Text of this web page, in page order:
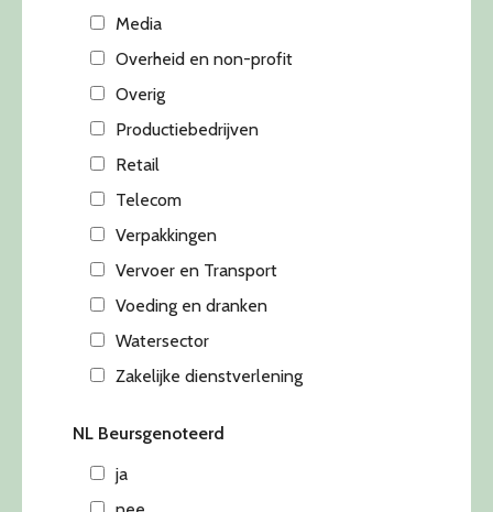
Media
Overheid en non-profit
Overig
Productiebedrijven
Retail
Telecom
Verpakkingen
Vervoer en Transport
Voeding en dranken
Watersector
Zakelijke dienstverlening
NL Beursgenoteerd
ja